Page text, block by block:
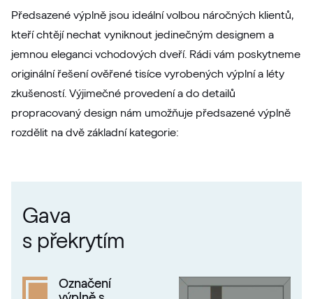
Silbergrau
F436-5049
Alternativní označení
Grau Smooth
7155 05-083
Předsazené výplně jsou ideální volbou náročných klientů,
kteří chtějí nechat vyniknout jedinečným designem a
jemnou eleganci vchodových dveří. Rádi vám poskytneme
originální řešení ověřené tisíce vyrobených výplní a léty
zkušeností. Výjimečné provedení a do detailů
propracovaný design nám umožňuje předsazené výplně
rozdělit na dvě základní kategorie:
Gava
s překrytím
Označení